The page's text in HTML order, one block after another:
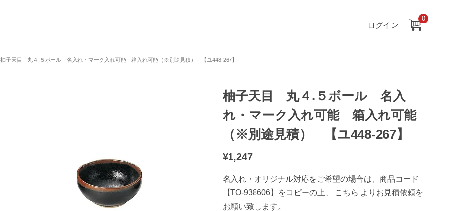
ログイン
0
柚子天目 丸４.５ボール 名入れ・マーク入れ可能 箱入れ可能（※別途見積） 【ユ448-267】
柚子天目 丸４.５ボール 名入
れ・マーク入れ可能 箱入れ可能
（※別途見積） 【ユ448-267】
¥1,247
名入れ・オリジナル対応をご希望の場合は、商品コード
【TO-938606】をコピーの上、
こちら よりお見積依頼を
お願い致します。